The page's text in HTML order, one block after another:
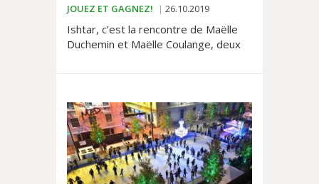
JOUEZ ET GAGNEZ! 26.10.2019
Ishtar, c’est la rencontre de Maëlle
Duchemin et Maëlle Coulange, deux